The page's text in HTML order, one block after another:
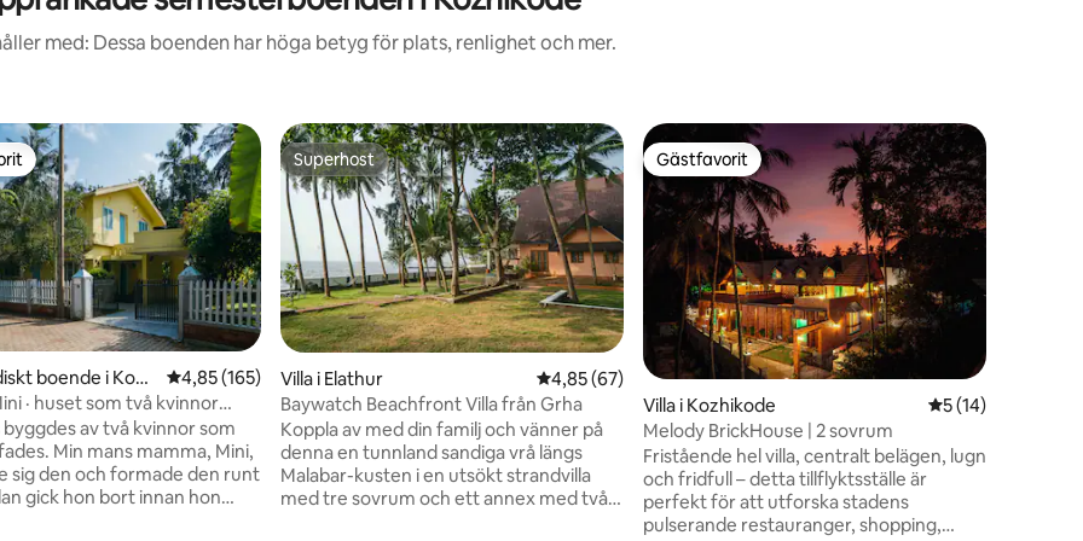
med: Dessa boenden har höga betyg för plats, renlighet och mer.
boende i Kozh
4,85 av 5 i genomsnittligt betyg, 165 omdömen
4,85 (165)
· huset som två kvinnor
av två kvinnor som
Min mans mamma, Mini,
sig den och formade den runt
gick hon bort innan hon
Superhost
Superhost
Villa i Elathur 4,85 av 5 i genomsnittligt betyg, 67 omdömen
4,85 (67)
Baywatch Beachfront Villa från Grha
Koppla av med din familj och vänner på
denna en tunnland sandiga vrå längs
Malabar-kusten i en utsökt strandvilla
med tre sovrum och ett annex med två
Gästfavorit
Gästfavorit
Villa i Kozhikode 5 av 5 i
5 (14)
Melody BrickHouse | 2 sovrum
Fristående hel villa, centralt belägen, lugn
och fridfull – detta tillflyktsställe är
perfekt för att utforska stadens
pulserande restauranger, shopping,